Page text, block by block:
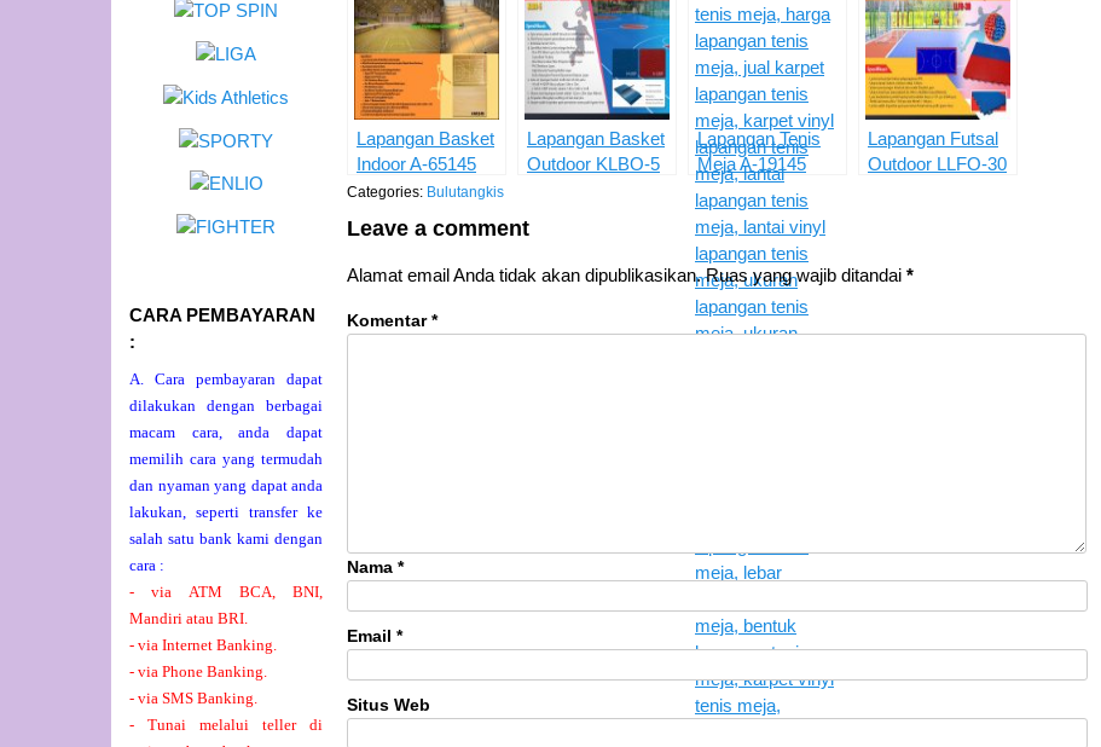
Lapangan Basket
Indoor A-65145
Lapangan Basket
Outdoor KLBO-5
Lapangan Tenis
Meja A-19145
Lapangan Futsal
Outdoor LLFO-30
Categories: Bulutangkis
Leave a comment
Alamat email Anda tidak akan dipublikasikan. Ruas yang wajib ditandai *
Komentar *
Nama *
Email *
Situs Web
CARA PEMBAYARAN
:
A. Cara pembayaran dapat
dilakukan dengan berbagai
macam cara, anda dapat
memilih cara yang termudah
dan nyaman yang dapat anda
lakukan, seperti transfer ke
salah satu bank kami dengan
cara :
- via ATM BCA, BNI,
Mandiri atau BRI.
- via Internet Banking.
- via Phone Banking.
- via SMS Banking.
- Tunai melalui teller di